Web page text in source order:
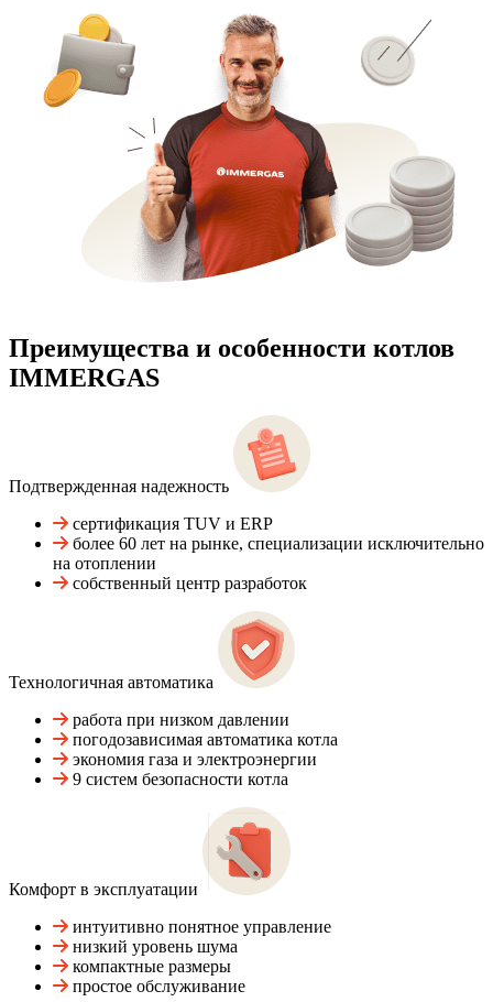
Преимущества и особенности котлов
IMMERGAS
Подтвержденная надежность
сертификация TUV и ERP
более 60 лет на рынке, специализации исключительно
на отоплении
собственный центр разработок
Технологичная автоматика
работа при низком давлении
погодозависимая автоматика котла
экономия газа и электроэнергии
9 систем безопасности котла
Комфорт в эксплуатации
интуитивно понятное управление
низкий уровень шума
компактные размеры
простое обслуживание